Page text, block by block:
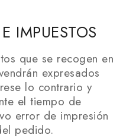
IMPUESTOS
que se recogen en
expresados
lo contrario y
el tiempo de
error de impresión
pedido.